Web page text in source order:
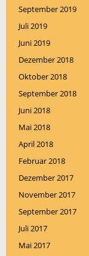
September 2019
Juli 2019
Juni 2019
Dezember 2018
Oktober 2018
September 2018
Juni 2018
Mai 2018
April 2018
Februar 2018
Dezember 2017
November 2017
September 2017
Juli 2017
Mai 2017